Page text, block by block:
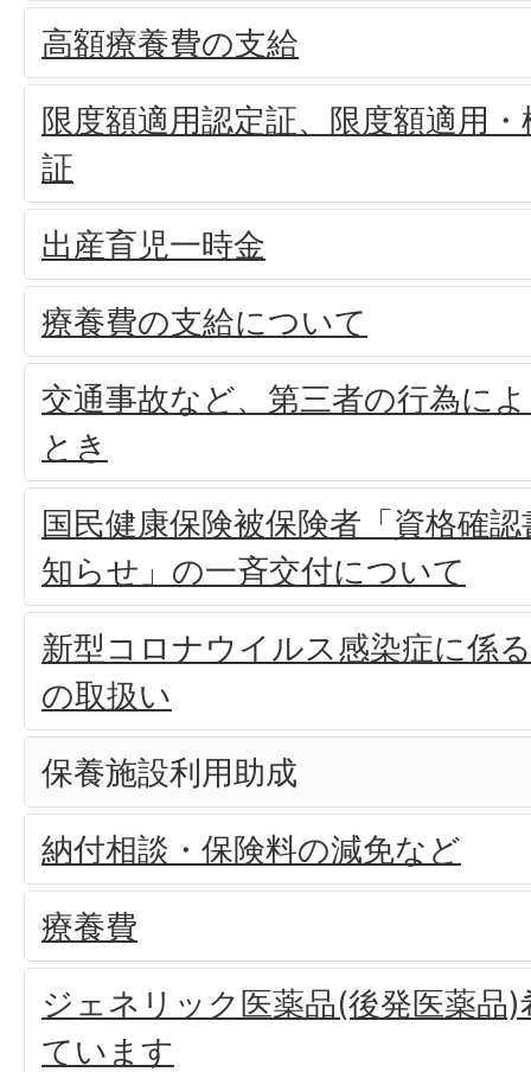
高額療養費の支給
限度額適用認定証、限度額適用
証
出産育児一時金
療養費の支給について
交通事故など、第三者の行為に
とき
国民健康保険被保険者「資格確
知らせ」の一斉交付について
新型コロナウイルス感染症に係
の取扱い
保養施設利用助成
納付相談・保険料の減免など
療養費
ジェネリック医薬品(後発医薬品
ています